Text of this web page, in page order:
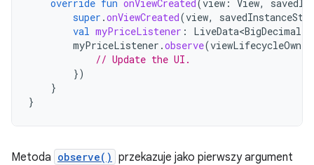
override fun onViewCreated (view : View,
super .onViewCreated(view,
val myPriceListener : LiveData<BigDecimal>
myPriceListener .observe(viewLifecycleOwner
// Update the UI.
})
}
}
Metoda observe() przekazuje jako pierwszy argument